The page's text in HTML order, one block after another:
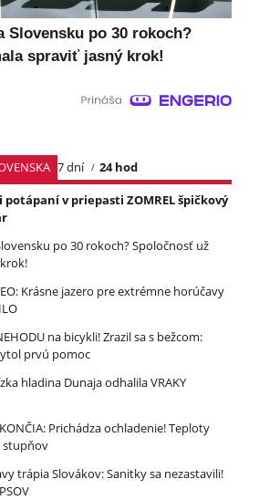
Slovensku po 30 rokoch?
spraviť jasný krok!
7 dní
24 hod
v priepasti ZOMREL špičkový
po 30 rokoch? Spoločnosť už
Krásne jazero pre extrémne horúčavy
na bicykli! Zrazil sa s bežcom:
prvú pomoc
hladina Dunaja odhalila VRAKY
Prichádza ochladenie! Teploty
stupňov
trápia Slovákov: Sanitky sa nezastavili!